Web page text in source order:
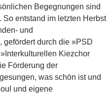
Begegnungen sind
entstand im letzten Herbst
und
gefördert durch die »PSD
Kiezchor
Förderung der
was schön ist und
und eigene